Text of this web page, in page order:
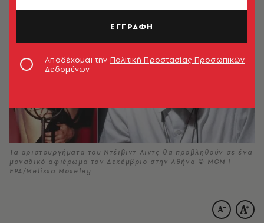
Τα αριστουργήματα του Ντέιβιντ Λιντς θα προβληθούν σε ένα
μοναδικό αφιέρωμα τον Δεκέμβριο στην Αθήνα © MGM |
EPA/Melissa Moseley
ΕΓΓΡΑΦΗ
Αποδέχομαι την Πολιτική Προστασίας Προσωπικών
Δεδομένων